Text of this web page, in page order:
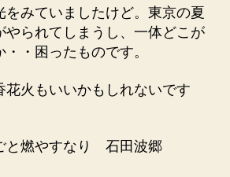
をみていましたけど。東京の夏
やられてしまうし、一体どこが
・困ったものです。
花火もいいかもしれないです
と燃やすなり 石田波郷